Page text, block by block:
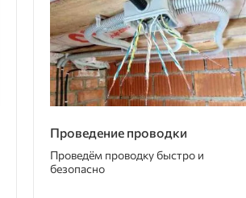
Проведение проводки
Проведём проводку быстро и
безопасно